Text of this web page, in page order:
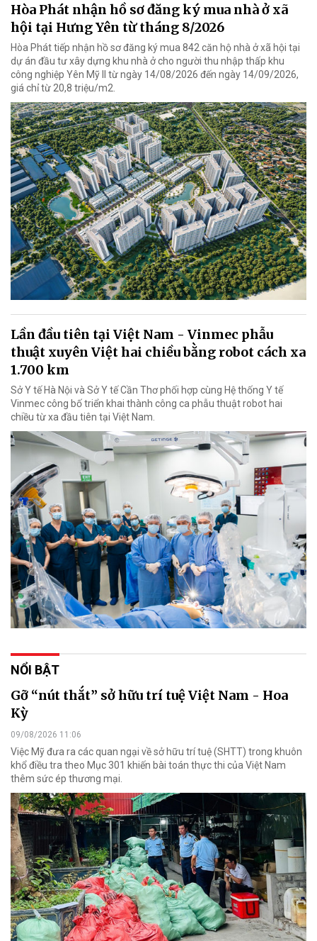
Hòa Phát nhận hồ sơ đăng ký mua nhà ở xã
hội tại Hưng Yên từ tháng 8/2026
Hòa Phát tiếp nhận hồ sơ đăng ký mua 842 căn hộ nhà ở xã hội tại
dự án đầu tư xây dựng khu nhà ở cho người thu nhập thấp khu
công nghiệp Yên Mỹ II từ ngày 14/08/2026 đến ngày 14/09/2026,
giá chỉ từ 20,8 triệu/m2.
Lần đầu tiên tại Việt Nam - Vinmec phẫu
thuật xuyên Việt hai chiều bằng robot cách xa
1.700 km
Sở Y tế Hà Nội và Sở Y tế Cần Thơ phối hợp cùng Hệ thống Y tế
Vinmec công bố triển khai thành công ca phẫu thuật robot hai
chiều từ xa đầu tiên tại Việt Nam.
NỔI BẬT
Gỡ “nút thắt” sở hữu trí tuệ Việt Nam - Hoa
Kỳ
09/08/2026 11:06
Việc Mỹ đưa ra các quan ngại về sở hữu trí tuệ (SHTT) trong khuôn
khổ điều tra theo Mục 301 khiến bài toán thực thi của Việt Nam
thêm sức ép thương mại.